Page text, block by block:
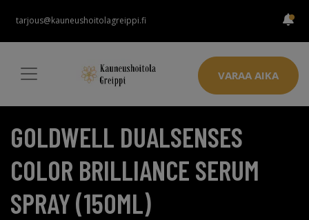
tarjous@kauneushoitolagreippi.fi
VARAA AIKA
GOLDWELL DUALSENSES
COLOR BRILLIANCE SERUM
SPRAY (150ML)